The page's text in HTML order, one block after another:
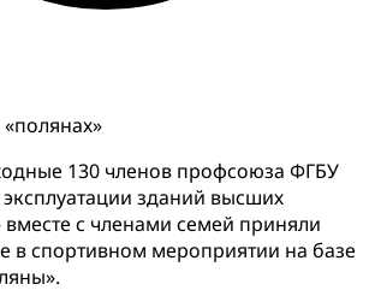
130 членов профсоюза ФГБУ
зданий высших
вместе с членами семей приняли
в спортивном мероприятии на базе